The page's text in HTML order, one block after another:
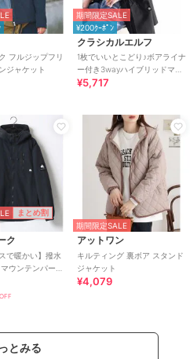
フルジップフリ
ジャケット
期間限定SALE
¥200ｸｰﾎﾟﾝ
クラシカルエルフ
1枚でいいとこどり♪ボアライナ
ー付き3wayハイブリッドマウ
ンテンパーカー(ライナー取外
¥5,717
まとめ割
ク
で暖かい】撥水
ウンテンパーカ
メンズ レディー
期間限定SALE
アットワン
キルティング 裏ボア スタンド
ジャケット
¥4,079
とみる